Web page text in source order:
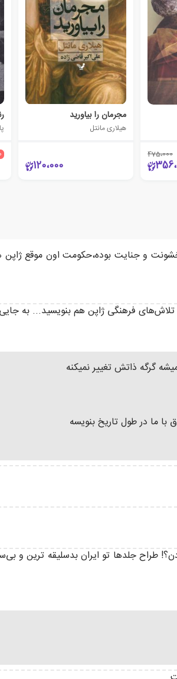
475،000
مجرمان را بیاورید
هیلاری مانتل
120،000
و جنایت بوده،حکومت اون موقع
فرهنگی ژاپن هم بنویسید... به
گرگه ذاتش تغییر نمیکنه
با ما در طول تاریخ بنویسه
جلدها تو ایران بدسلیقه ترین و